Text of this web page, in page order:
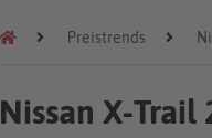
Preistrends
Nissan X-